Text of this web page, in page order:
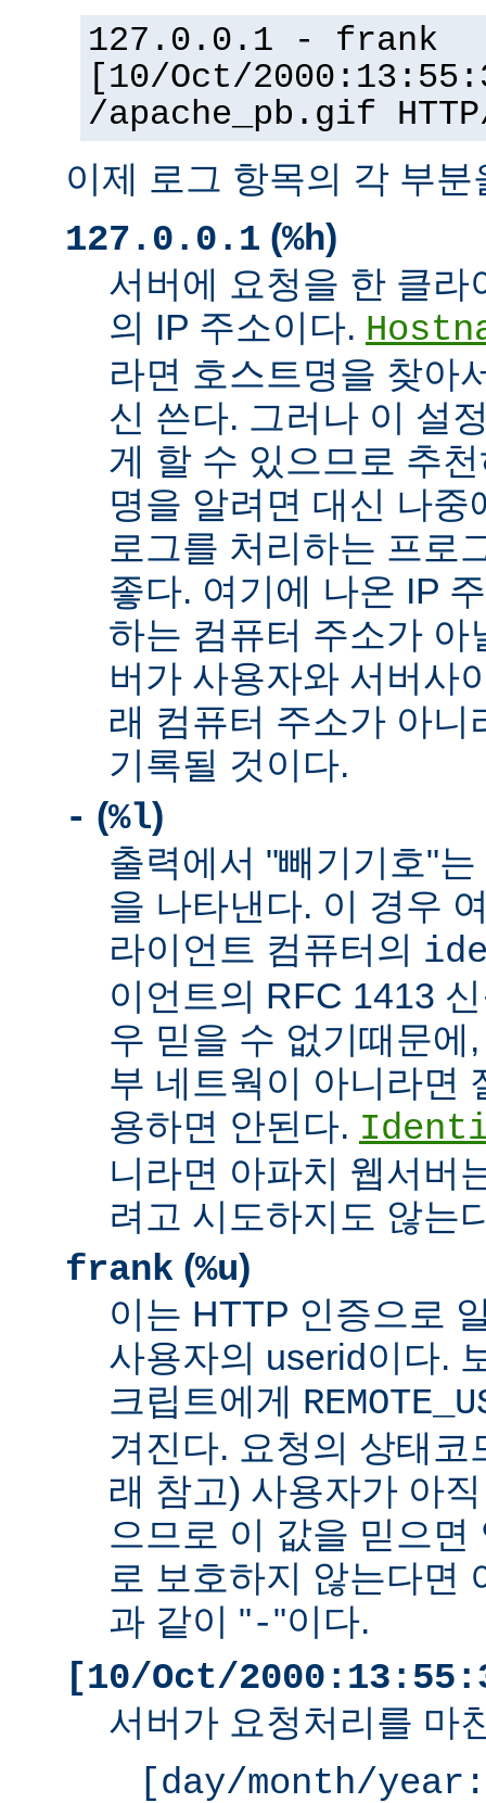
127.0.0.1 - frank
[10/Oct/
/apache_pb.gif
이제 로그 항목의 각 부
127.0.0.1 (%h)
서버에 요청을 한 클라
의 IP 주소이다.
라면 호스트명을 찾아
신 쓴다. 그러나 이 설
게 할 수 있으므로 추
명을 알려면 대신 나
로그를 처리하는 프로
좋다. 여기에 나온 IP
하는 컴퓨터 주소가 아
버가 사용자와 서버사
래 컴퓨터 주소가 아니
기록될 것이다.
- (%l)
출력에서 "빼기기호"
을 나타낸다. 이 경우
라이언트 컴퓨터의
이언트의 RFC 1413
우 믿을 수 없기때문에
부 네트웍이 아니라면
용하면 안된다.
니라면 아파치 웹서버
려고 시도하지도 않는
frank (%u)
이는 HTTP 인증으로
사용자의 userid이다.
크립트에게
겨진다. 요청의 상태코
래 참고) 사용자가 아
으므로 이 값을 믿으면
로 보호하지 않는다면
과 같이 "-"이다.
[10/Oct/
서버가 요청처리를 마
[day/month/